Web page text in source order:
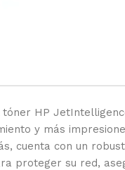
tóner HP
y más
cuenta con un
proteger su red,